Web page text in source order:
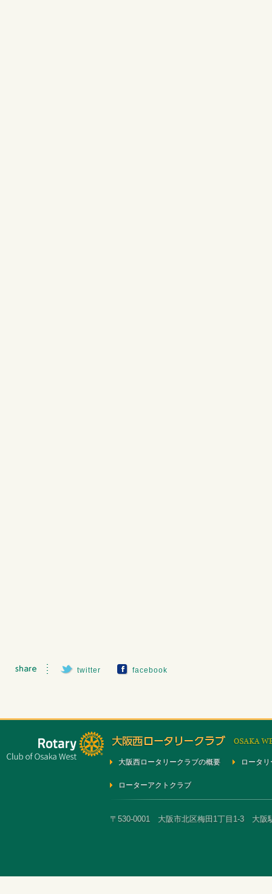
twitter facebook
大阪西ロータリークラブの概要 ロータ
ローターアクトクラブ
〒530-0001 大阪市北区梅田1丁目1-3 大阪